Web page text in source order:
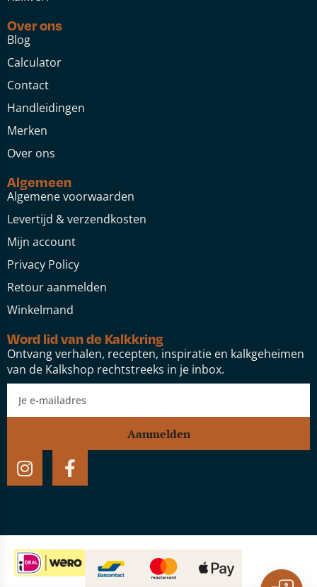
Over ons
Blog
Calculator
Contact
Handleidingen
Merken
Over ons
Algemeen
Algemene voorwaarden
Levertijd & verzendkosten
Mijn account
Privacy Policy
Retour aanmelden
Winkelmand
Word lid van de Kalkkring
Ontvang verhalen, recepten, inspiratie en kalkgeheimen
van de Kalkshop rechtstreeks in je inbox.
Aanmelden